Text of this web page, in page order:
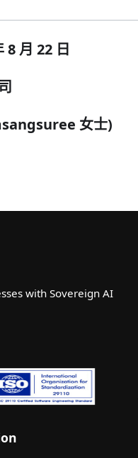
8 月 22 日
女士)
with Sovereign AI